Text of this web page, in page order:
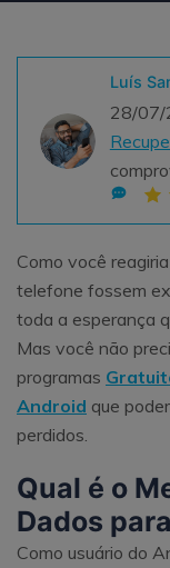
Outros
Repairit -
UBackit -
Luís
28/07/
Como você
telefone fossem
toda a esperança
Mas você não
programas
Android que
perdidos.
Qual é o
Dados
Como usuário do